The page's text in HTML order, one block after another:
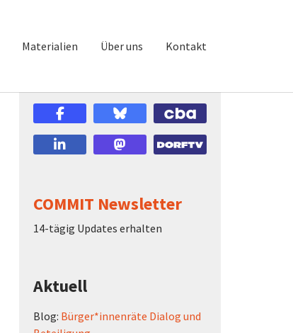
Materialien Über uns Kontakt
COMMIT Newsletter
14-tägig Updates erhalten
Aktuell
Blog: Bürger*innenräte Dialog und